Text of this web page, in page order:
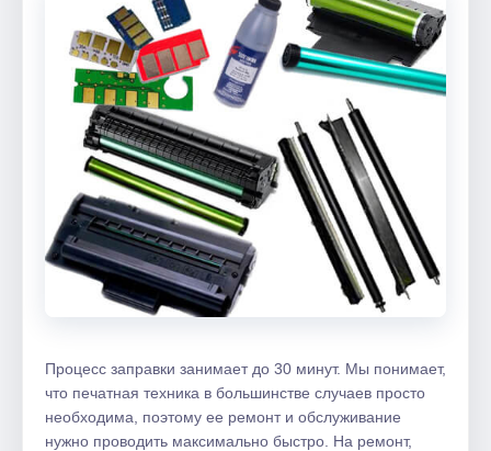
Процесс заправки занимает до 30 минут. Мы понимает,
что печатная техника в большинстве случаев просто
необходима, поэтому ее ремонт и обслуживание
нужно проводить максимально быстро. На ремонт,